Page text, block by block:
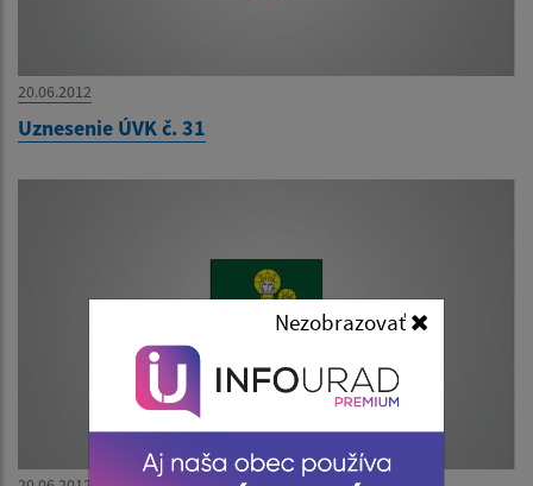
Nezobrazovať
20.06.2012
Uznesenie ÚVK č. 31